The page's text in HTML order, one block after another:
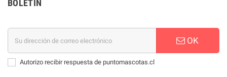
BOLETÍN
OK
Autorizo recibir respuesta de puntomascotas.cl